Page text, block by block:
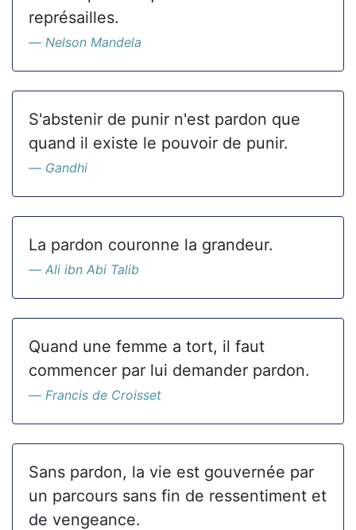
représailles.
Nelson Mandela
S'abstenir de punir n'est pardon que
quand il existe le pouvoir de punir.
Gandhi
La pardon couronne la grandeur.
Ali ibn Abi Talib
Quand une femme a tort, il faut
commencer par lui demander pardon.
Francis de Croisset
Sans pardon, la vie est gouvernée par
un parcours sans fin de ressentiment et
de vengeance.